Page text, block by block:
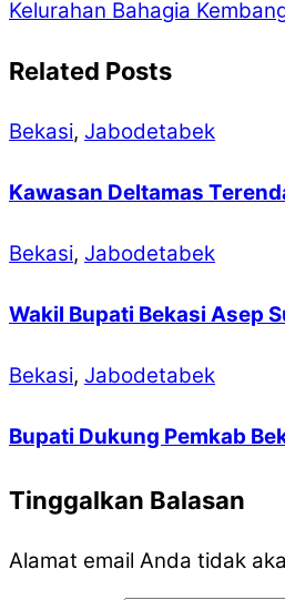
Kelurahan Bahagia
Related Posts
Bekasi, Jabodetabek
Kawasan Deltamas
Bekasi, Jabodetabek
Wakil Bupati Bekasi Asep
Bekasi, Jabodetabek
Bupati Dukung Pemkab
Tinggalkan Balasan
Alamat email Anda tidak